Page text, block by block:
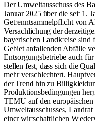
Der Umweltausschuss des
Januar 2025 über die seit 1.
Getrenntsammelpflicht von
Versachlichung der
bayerischen Landkreise sind
Gebiet anfallenden Abfälle
Entsorgungsbetriebe auch
stellen fest, dass sich die
mehr verschlechtert.
der Trend hin zu
Produktionsbedingungen
TEMU auf den europäischen
Umweltausschusses,
einer wirtschaftlichen